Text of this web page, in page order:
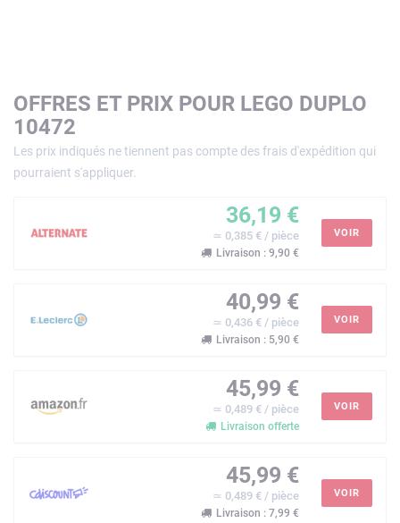
OFFRES ET PRIX POUR LEGO DUPLO
10472
Les prix indiqués ne tiennent pas compte des frais d'expédition qui
pourraient s'appliquer.
36,19 €
≃ 0,385 € / pièce
Livraison : 9,90 €
VOIR
40,99 €
≃ 0,436 € / pièce
Livraison : 5,90 €
VOIR
45,99 €
≃ 0,489 € / pièce
Livraison offerte
VOIR
45,99 €
≃ 0,489 € / pièce
Livraison : 7,99 €
VOIR